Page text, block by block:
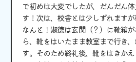
で初めは大変でしたが、だんだん
す！次は、校舎とは少しずれますが
なんと！淑徳は玄関（？）に靴箱
ら、靴をはいたまま教室まで行き
す。そのため終礼後、靴をはきか